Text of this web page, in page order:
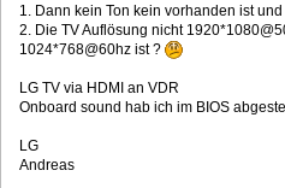
end remote
1. Dann kein Ton kein vorhanden ist und
2. Die TV Auflösung nicht
1024*768@60hz ist ?
LG TV via HDMI an VDR
Onboard sound hab ich im BIOS
LG
Andreas